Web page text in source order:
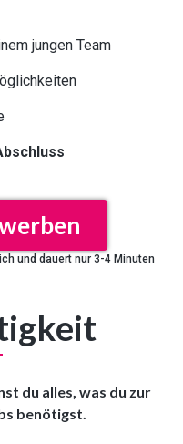
jungen Team
und dauert nur 3-4 Minuten
du alles, was du zur
benötigst.